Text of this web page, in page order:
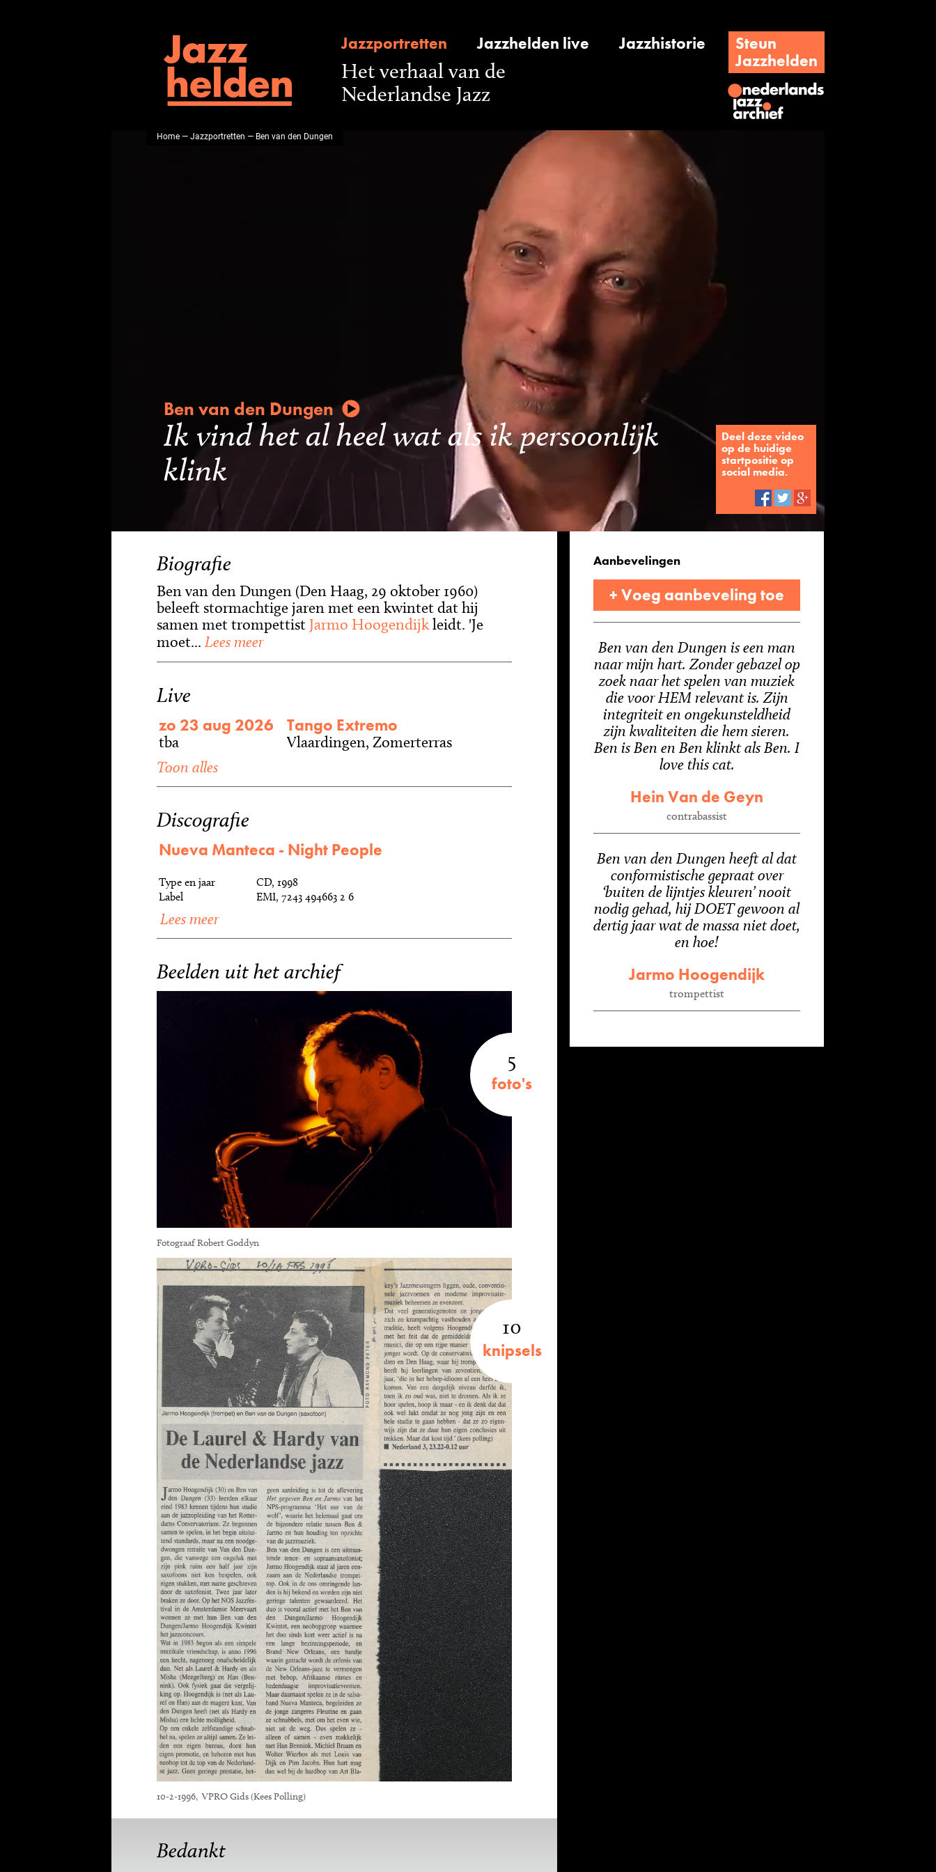
Jazzportretten Jazzhelden live Jazzhistorie
Steun
Jazzhelden
Het verhaal van de
Nederlandse Jazz
Home—Jazzportretten — Ben van den Dungen
Ben van den Dungen
Ik vind het al heel wat als ik persoonlijk
klink
Deel deze video
op de huidige
startpositie op
social media.
Biografie
Ben van den Dungen (Den Haag, 29 oktober 1960)
beleeft stormachtige jaren met een kwintet dat hij
samen met trompettist Jarmo Hoogendijkleidt. 'Je
moet... Lees meer
Live
zo 23 aug 2026
tba
Tango Extremo
Vlaardingen, Zomerterras
Toon alles
Discografie
Nueva Manteca - Night People
Type en jaar
CD, 1998
Label
EMI, 7243 494663 2 6
Lees meer
Beelden uit het archief
5
foto's
Fotograaf Robert Goddyn
10
knipsels
10-2-1996, VPRO Gids (Kees Polling)
Bedankt
Aanbevelingen
+ Voeg aanbeveling toe
Ben van den Dungen is een man
naar mijn hart. Zonder gebazel op
zoek naar het spelen van muziek
die voor HEM relevant is. Zijn
integriteit en ongekunsteldheid
zijn kwaliteiten die hem sieren.
Ben is Ben en Ben klinkt als Ben. I
love this cat.
Hein Van de Geyn
contrabassist
Ben van den Dungen heeft al dat
conformistische gepraat over
‘buiten de lijntjes kleuren’ nooit
nodig gehad, hij DOET gewoon al
dertig jaar wat de massa niet doet,
en hoe!
Jarmo Hoogendijk
trompettist